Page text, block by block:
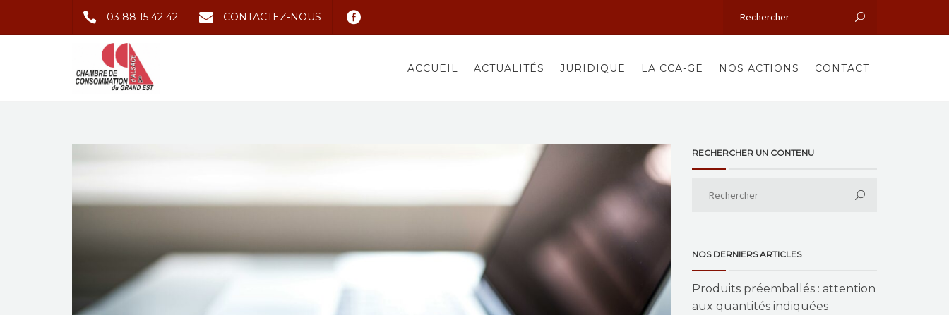
03 88 15 42 42 CONTACTEZ-NOUS
ACCUEIL ACTUALITÉS JURIDIQUE LA CCA-GE NOS ACTIONS CONTACT
RECHERCHER UN CONTENU
NOS DERNIERS ARTICLES
Produits préemballés : attention
aux quantités indiquées